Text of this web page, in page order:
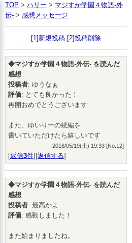
TOP > ハリー > マジすか学園４物語-外
伝- > 感想メッセージ
[1]新規投稿 [2]投稿削除
◆マジすか学園４物語-外伝- を読んだ
感想
投稿者: ゆうなぁ
評価: とても良かった！
再開おめでとうございます
また、ゆいりーの続編を
書いていただけたら嬉しいです
2018/05/19(土) 19:33 [No.12]
[返信3件][返信する]
◆マジすか学園４物語-外伝- を読んだ
感想
投稿者: 最高かよ
評価: 感動しました！
また始まりましたね。